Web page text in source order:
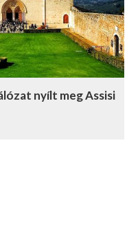
nyílt meg Assisi